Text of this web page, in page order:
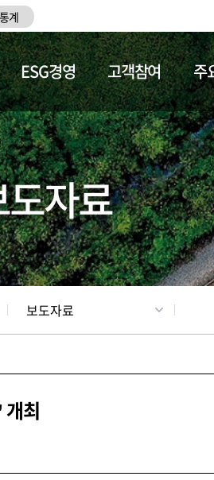
계
ESG경영 고객참여 주
리 기차소개
자료
보도자료
최